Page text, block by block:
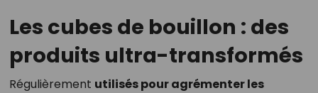
Les cubes de bouillon : des
produits ultra-transformés
Régulièrement utilisés pour agrémenter les